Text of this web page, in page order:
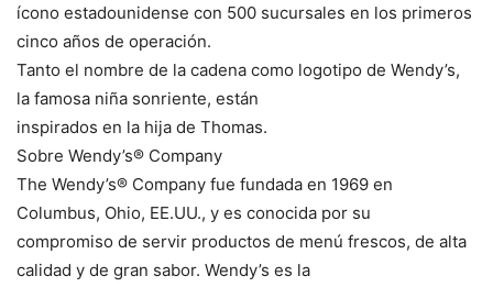
ícono estadounidense con 500 sucursales en los primeros
cinco años de operación.
Tanto el nombre de la cadena como logotipo de Wendy’s,
la famosa niña sonriente, están
inspirados en la hija de Thomas.
Sobre Wendy’s® Company
The Wendy’s® Company fue fundada en 1969 en
Columbus, Ohio, EE.UU., y es conocida por su
compromiso de servir productos de menú frescos, de alta
calidad y de gran sabor. Wendy’s es la